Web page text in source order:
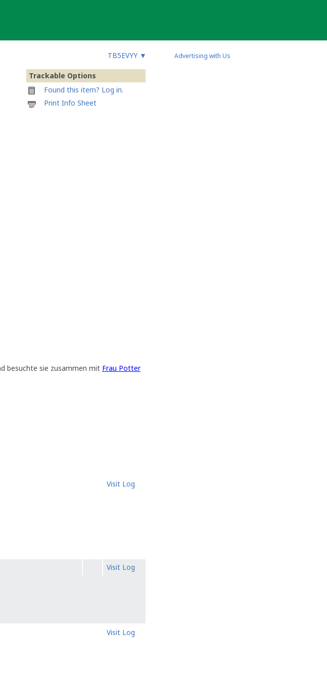
TB5EVYY ▼
Trackable Options
Found this item? Log in.
Printable
Print Info Sheet
besuchte sie zusammen mit Frau Potter
Visit Log
Visit Log
Visit Log
Advertising with Us